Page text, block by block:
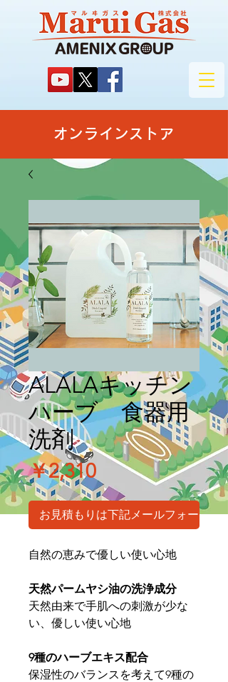
オンラインストア
ALALAキッチン
ハーブ 食器用
洗剤
￥2,310価
格
お見積もりは下記メールフォームから
自然の恵みで優しい使い心地
天然パームヤシ油の洗浄成分
天然由来で手肌への刺激が少な
い、優しい使い心地
9種のハーブエキス配合
保湿性のバランスを考えて9種の